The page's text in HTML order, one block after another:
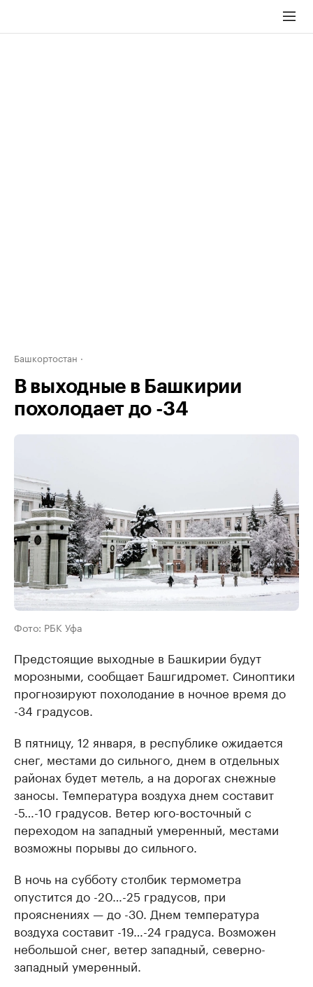
Башкортостан
В выходные в Башкирии
похолодает до -34
Фото: РБК Уфа
Предстоящие выходные в Башкирии будут
морозными, сообщает Башгидромет. Синоптики
прогнозируют похолодание в ночное время до
-34 градусов.
В пятницу, 12 января, в республике ожидается
снег, местами до сильного, днем в отдельных
районах будет метель, а на дорогах снежные
заносы. Температура воздуха днем составит
-5…-10 градусов. Ветер юго-восточный с
переходом на западный умеренный, местами
возможны порывы до сильного.
В ночь на субботу столбик термометра
опустится до -20…-25 градусов, при
прояснениях — до -30. Днем температура
воздуха составит -19…-24 градуса. Возможен
небольшой снег, ветер западный, северно-
западный умеренный.